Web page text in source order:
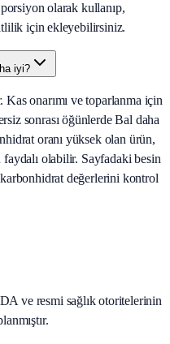
olarak kullanıp,
için ekleyebilirsiniz.
iyi?
Kas onarımı ve toparlanma için
sonrası öğünlerde Bal daha
oranı yüksek olan ürün,
olabilir. Sayfadaki besin
karbonhidrat değerlerini kontrol
ve resmi sağlık otoritelerinin